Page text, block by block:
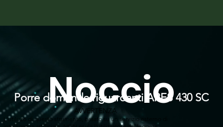
Noccio
Porre domande riguardanti ARES 430 SC
AVVERTENZA
L'utilizzo di questo strumento, basato su un servizio esterno di